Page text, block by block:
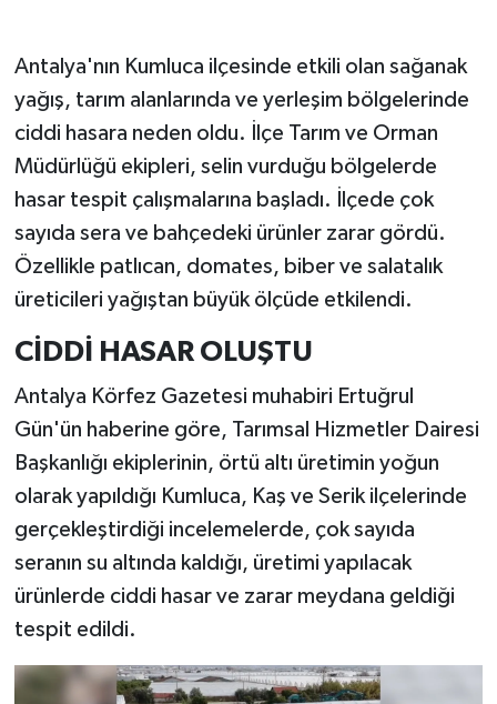
Antalya'nın Kumluca ilçesinde etkili olan sağanak
yağış, tarım alanlarında ve yerleşim bölgelerinde
ciddi hasara neden oldu. İlçe Tarım ve Orman
Müdürlüğü ekipleri, selin vurduğu bölgelerde
hasar tespit çalışmalarına başladı. İlçede çok
sayıda sera ve bahçedeki ürünler zarar gördü.
Özellikle patlıcan, domates, biber ve salatalık
üreticileri yağıştan büyük ölçüde etkilendi.
CİDDİ HASAR OLUŞTU
Antalya Körfez Gazetesi muhabiri Ertuğrul
Gün'ün haberine göre, Tarımsal Hizmetler Dairesi
Başkanlığı ekiplerinin, örtü altı üretimin yoğun
olarak yapıldığı Kumluca, Kaş ve Serik ilçelerinde
gerçekleştirdiği incelemelerde, çok sayıda
seranın su altında kaldığı, üretimi yapılacak
ürünlerde ciddi hasar ve zarar meydana geldiği
tespit edildi.